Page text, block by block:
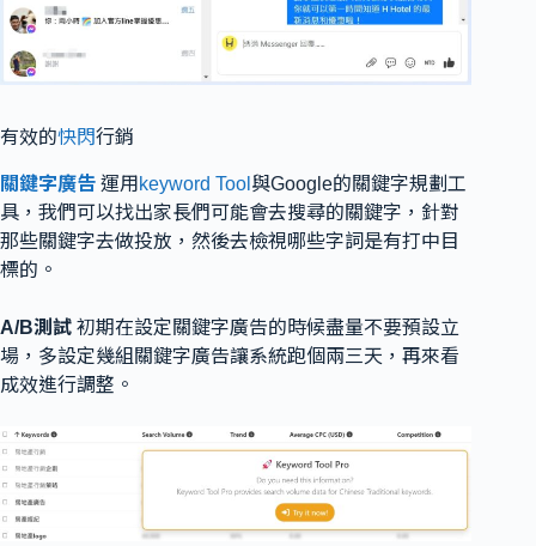
有效的快閃行銷
關鍵字廣告 運用 keyword Tool 與Google的關鍵字規劃工
具，我們可以找出家長們可能會去搜尋的關鍵字，針對
那些關鍵字去做投放，然後去檢視哪些字詞是有打中目
標的。
A/B測試 初期在設定關鍵字廣告的時候盡量不要預設立
場，多設定幾組關鍵字廣告讓系統跑個兩三天，再來看
成效進行調整。